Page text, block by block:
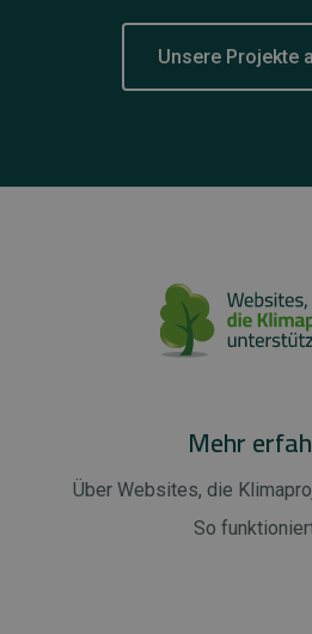
Unsere Projekte
Mehr
Über Websites, die
So